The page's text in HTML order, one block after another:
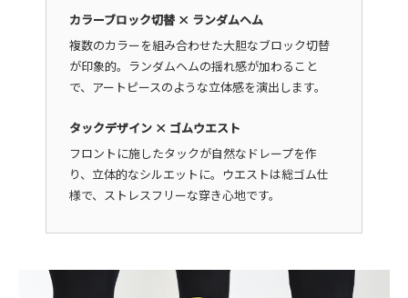
カラーブロック切替 × ランダムヘム
複数のカラーを組み合わせた大胆なブロック切替
が印象的。ランダムヘムの揺れ感が加わること
で、アートピースのような立体感を演出します。
タックデザイン × ゴムウエスト
フロントに施したタックが自然なドレープを作
り、立体的なシルエットに。ウエストは総ゴム仕
様で、ストレスフリーな穿き心地です。